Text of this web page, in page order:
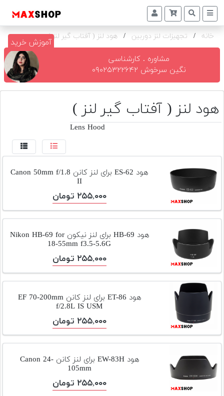
دوربین
و
تجهیزات
و
اکسسوری
بازار
خرید
اقساطی
دوربین
و
تجهیزات
مکث
پلاس
افزودن
محصول
دست
دوم
لیست
دوربین
بله
خانه / تجهیزات لنز دوربین / هود لنز ( آفتاب گیر لنز )
مشاوره . کارشناسی
نگین سرخوش ۰۹۰۲۵۳۲۲۶۴۲
هود لنز ( آفتاب گیر لنز )
Lens Hood
آموزش خرید
هود ES-62 برای لنز کانن Canon 50mm f/1.8
II
۲۵۵,۰۰۰ تومان
هود HB-69 برای لنز نیکون Nikon HB-69 for
18-55mm f3.5-5.6G
۲۵۵,۰۰۰ تومان
هود ET-86 برای لنز کانن EF 70-200mm
f/2.8L IS USM
۲۵۵,۰۰۰ تومان
هود EW-83H برای لنز کانن Canon 24-
105mm
۲۵۵,۰۰۰ تومان